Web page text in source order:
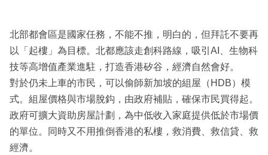
北部都會區是國家任務，不能不推，明白的，但拜託不要再
以「起樓」為目標。北都應該走創科路線，吸引AI、生物科
技等高增值產業進駐，打造香港矽谷，經濟自然會好。
對於仍未上車的市民，可以偷師新加坡的組屋（HDB）模
式。組屋價格與市場脫鈎，由政府補貼，確保市民買得起。
政府可擴大資助房屋計劃，為中低收入家庭提供低於市場價
的單位。同時又不用推倒香港的私樓，救消費、救信貸、救
經濟。